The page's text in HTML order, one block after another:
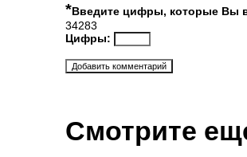
*Введите цифры, которые Вы
34283
Цифры:
Смотрите